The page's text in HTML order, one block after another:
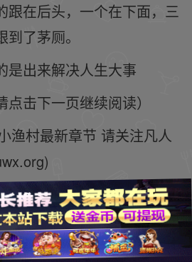
跟在后头，一个在下面，三
了茅厕。
是出来解决人生大事
点击下一页继续阅读）
渔村最新章节 请关注凡人